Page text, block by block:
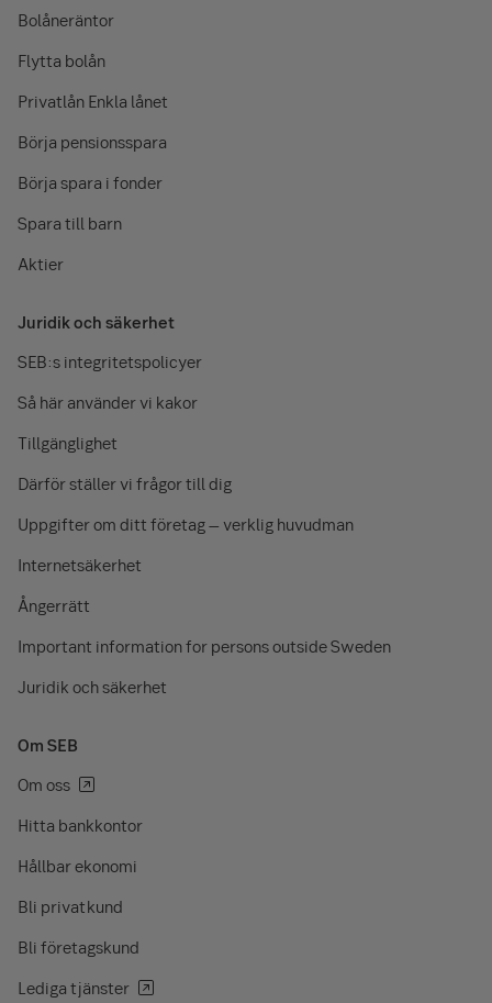
Bolåneräntor
Flytta bolån
Privatlån Enkla lånet
Börja pensionsspara
Börja spara i fonder
Spara till barn
Aktier
Juridik och säkerhet
SEB:s integritetspolicyer
Så här använder vi kakor
Tillgänglighet
Därför ställer vi frågor till dig
Uppgifter om ditt företag – verklig huvudman
Internetsäkerhet
Ångerrätt
Important information for persons outside Sweden
Juridik och säkerhet
Om SEB
Om oss
Hitta bankkontor
Hållbar ekonomi
Bli privatkund
Bli företagskund
Lediga tjänster